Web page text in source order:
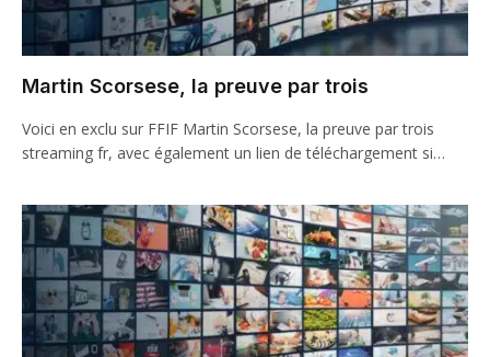
Martin Scorsese, la preuve par trois
Voici en exclu sur FFIF Martin Scorsese, la preuve par trois
streaming fr, avec également un lien de téléchargement si…